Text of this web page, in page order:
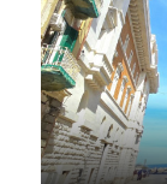
Locali
minimi